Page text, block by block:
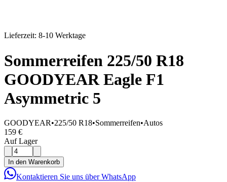
Lieferzeit: 8-10 Werktage
Sommerreifen 225/50 R18
GOODYEAR Eagle F1
Asymmetric 5
GOODYEAR•225/50 R18•Sommerreifen•Autos
159 €
Auf Lager
In den Warenkorb
Kontaktieren Sie uns über WhatsApp